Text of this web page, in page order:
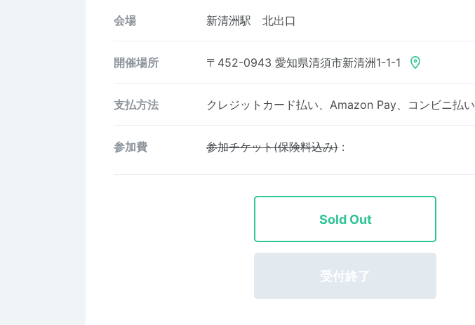
会場 新清洲駅 北出口
開催場所 〒452-0943 愛知県清須市新清洲1-1-1
支払方法 クレジットカード払い、Amazon Pay、コンビニ払い
参加費 参加チケット(保険料込み) :
Sold Out
受付終了